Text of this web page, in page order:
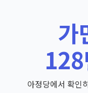
가
아정당에서 확인